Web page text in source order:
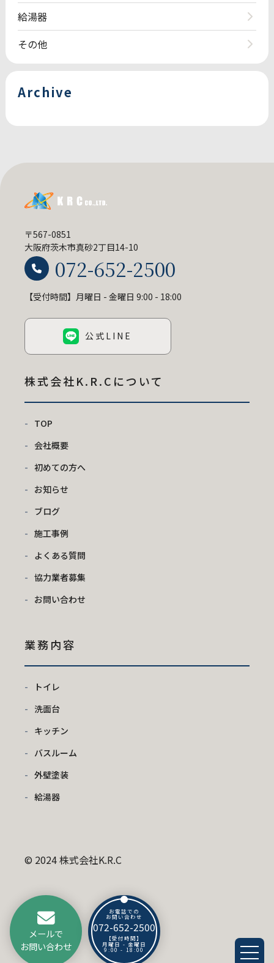
給湯器
その他
Archive
メールで
お問い合わせ
お電話での
お問い合わせ
072-652-2500
【受付時間】
月曜日 - 金曜日
9:00 - 18:00
〒567-0851
大阪府茨木市真砂2丁目14-10
072-652-2500
【受付時間】月曜日 - 金曜日 9:00 - 18:00
公式LINE
株式会社K.R.C について
TOP
会社概要
初めての方へ
お知らせ
ブログ
施工事例
よくある質問
協力業者募集
お問い合わせ
業務内容
トイレ
洗面台
キッチン
バスルーム
外壁塗装
給湯器
© 2024 株式会社K.R.C